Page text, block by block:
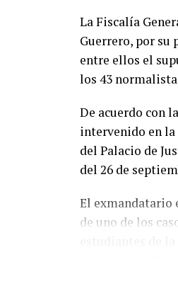
La Fiscalía
Guerrero, por su
entre ellos el
los 43
De acuerdo con
intervenido en la
del Palacio de
del 26 de
El exmandatario
de uno de los
exigencia de
La detención